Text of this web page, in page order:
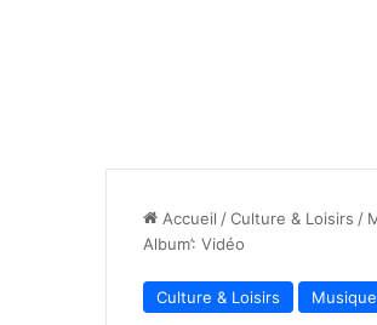
Accueil /Culture & Loisirs /
Album’: Vidéo
Culture & Loisirs Musique